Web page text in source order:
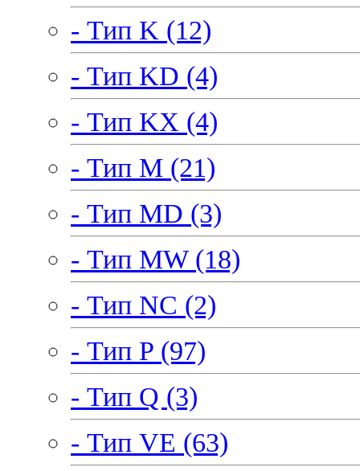
- Тип K (12)
- Тип KD (4)
- Тип KX (4)
- Тип M (21)
- Тип MD (3)
- Тип MW (18)
- Тип NC (2)
- Тип P (97)
- Тип Q (3)
- Тип VE (63)